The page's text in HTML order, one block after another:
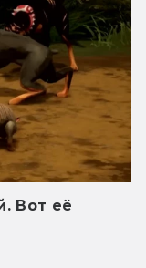
Вот её